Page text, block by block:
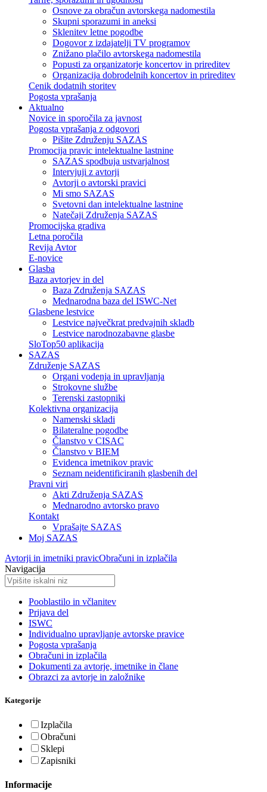
Osnove za obračun avtorskega nadomestila
Skupni sporazumi in aneksi
Sklenitev letne pogodbe
Dogovor z izdajatelji TV programov
Znižano plačilo avtorskega nadomestila
Popusti za organizatorje koncertov in prireditev
Organizacija dobrodelnih koncertov in prireditev
Cenik dodatnih storitev
Pogosta vprašanja
Aktualno
Novice in sporočila za javnost
Pogosta vprašanja z odgovori
Pišite Združenju SAZAS
Promocija pravic intelektualne lastnine
SAZAS spodbuja ustvarjalnost
Intervjuji z avtorji
Avtorji o avtorski pravici
Mi smo SAZAS
Svetovni dan intelektualne lastnine
Natečaji Združenja SAZAS
Promocijska gradiva
Letna poročila
Revija Avtor
E-novice
Glasba
Baza avtorjev in del
Baza Združenja SAZAS
Mednarodna baza del ISWC-Net
Glasbene lestvice
Lestvice največkrat predvajnih skladb
Lestvice narodnozabavne glasbe
SloTop50 aplikacija
SAZAS
Združenje SAZAS
Organi vodenja in upravljanja
Strokovne službe
Terenski zastopniki
Kolektivna organizacija
Namenski skladi
Bilateralne pogodbe
Članstvo v CISAC
Članstvo v BIEM
Evidenca imetnikov pravic
Seznam neidentificiranih glasbenih del
Pravni viri
Akti Združenja SAZAS
Mednarodno avtorsko pravo
Kontakt
Vprašajte SAZAS
Moj SAZAS
Avtorji in imetniki pravicObračuni in izplačila
Navigacija
Pooblastilo in včlanitev
Prijava del
ISWC
Individualno upravljanje avtorske pravice
Pogosta vprašanja
Obračuni in izplačila
Dokumenti za avtorje, imetnike in člane
Obrazci za avtorje in založnike
Kategorije
Izplačila
Obračuni
Sklepi
Zapisniki
Informacije